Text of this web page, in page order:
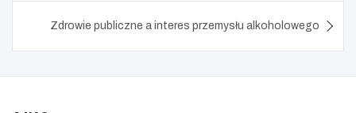
Zdrowie publiczne a interes przemysłu alkoholowego